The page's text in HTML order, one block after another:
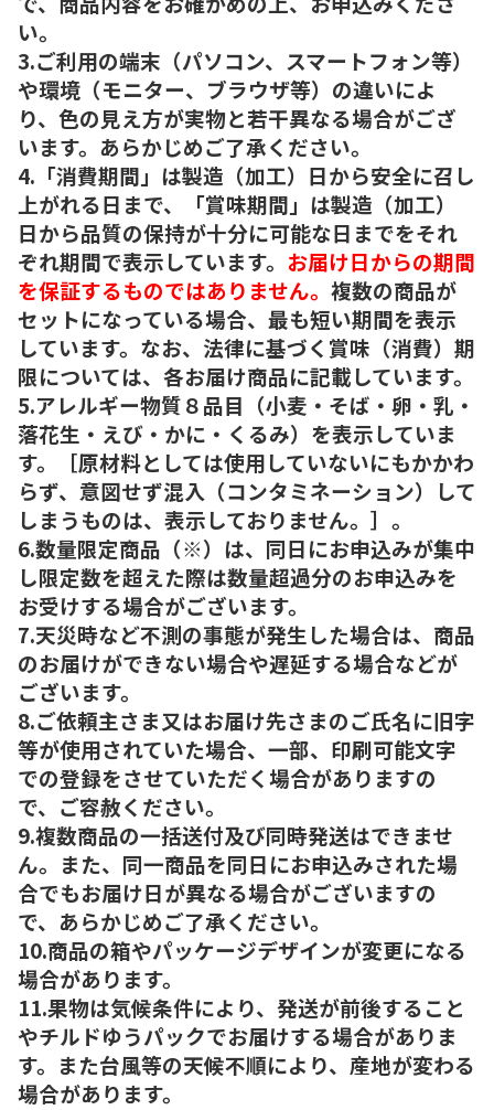
い。
3.ご利用の端末（パソコン、スマートフォン等）
や環境（モニター、ブラウザ等）の違いによ
り、色の見え方が実物と若干異なる場合がござ
います。あらかじめご了承ください。
4.「消費期間」は製造（加工）日から安全に召し
上がれる日まで、「賞味期間」は製造（加工）
日から品質の保持が十分に可能な日までをそれ
ぞれ期間で表示しています。 お届け日からの期間
を保証するものではありません。 複数の商品が
セットになっている場合、最も短い期間を表示
しています。なお、法律に基づく賞味（消費）期
限については、各お届け商品に記載しています。
5.アレルギー物質８品目（小麦・そば・卵・乳・
落花生・えび・かに・くるみ）を表示していま
す。［原材料としては使用していないにもかかわ
らず、意図せず混入（コンタミネーション）して
しまうものは、表示しておりません。］。
6.数量限定商品（※）は、同日にお申込みが集中
し限定数を超えた際は数量超過分のお申込みを
お受けする場合がございます。
7.天災時など不測の事態が発生した場合は、商品
のお届けができない場合や遅延する場合などが
ございます。
8.ご依頼主さま又はお届け先さまのご氏名に旧字
等が使用されていた場合、一部、印刷可能文字
での登録をさせていただく場合がありますの
で、ご容赦ください。
9.複数商品の一括送付及び同時発送はできませ
ん。また、同一商品を同日にお申込みされた場
合でもお届け日が異なる場合がございますの
で、あらかじめご了承ください。
10.商品の箱やパッケージデザインが変更になる
場合があります。
11.果物は気候条件により、発送が前後すること
やチルドゆうパックでお届けする場合がありま
す。また台風等の天候不順により、産地が変わる
場合があります。